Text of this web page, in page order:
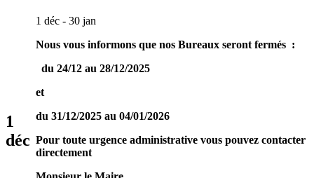
1
déc
1 déc - 30 jan
Nous vous informons que nos Bureaux seront fermés :
du 24/12 au 28/12/2025
et
du 31/12/2025 au 04/01/2026
Pour toute urgence administrative vous pouvez contacter
directement